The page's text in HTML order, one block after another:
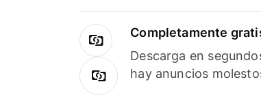
Completamente
Descarga en
hay anuncios